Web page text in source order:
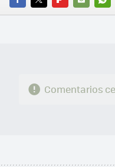
FACEBOOK
TWITTERFLIPBOARD
E-
Comentarios